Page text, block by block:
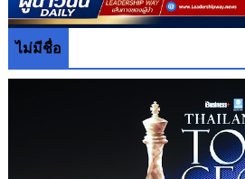
ไม่มีชื่อ